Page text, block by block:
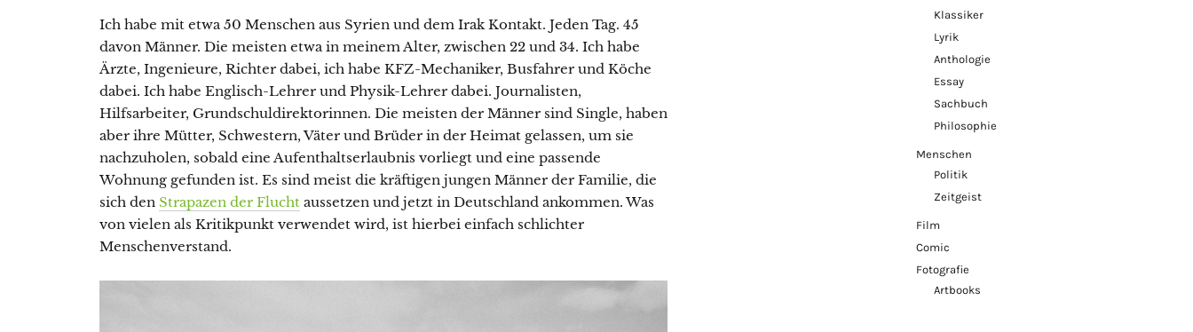
Ich habe mit etwa 50 Menschen aus Syrien und dem Irak Kontakt. Jeden Tag. 45
davon Männer. Die meisten etwa in meinem Alter, zwischen 22 und 34. Ich habe
Ärzte, Ingenieure, Richter dabei, ich habe KFZ-Mechaniker, Busfahrer und Köche
dabei. Ich habe Englisch-Lehrer und Physik-Lehrer dabei. Journalisten,
Hilfsarbeiter, Grundschuldirektorinnen. Die meisten der Männer sind Single, haben
aber ihre Mütter, Schwestern, Väter und Brüder in der Heimat gelassen, um sie
nachzuholen, sobald eine Aufenthaltserlaubnis vorliegt und eine passende
Wohnung gefunden ist. Es sind meist die kräftigen jungen Männer der Familie, die
sich den Strapazen der Flucht aussetzen und jetzt in Deutschland ankommen. Was
von vielen als Kritikpunkt verwendet wird, ist hierbei einfach schlichter
Menschenverstand.
Klassiker
Lyrik
Anthologie
Essay
Sachbuch
Philosophie
Menschen
Politik
Zeitgeist
Film
Comic
Fotografie
Artbooks